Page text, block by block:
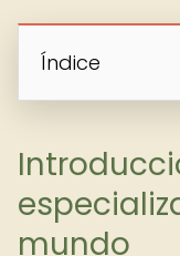
Índice
mundo